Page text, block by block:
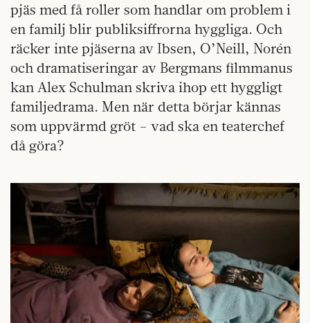
pjäs med få roller som handlar om problem i
en familj blir publiksiffrorna hyggliga. Och
räcker inte pjäserna av Ibsen, O’Neill, Norén
och dramatiseringar av Bergmans filmmanus
kan Alex Schulman skriva ihop ett hyggligt
familjedrama. Men när detta börjar kännas
som uppvärmd gröt – vad ska en teaterchef
då göra?